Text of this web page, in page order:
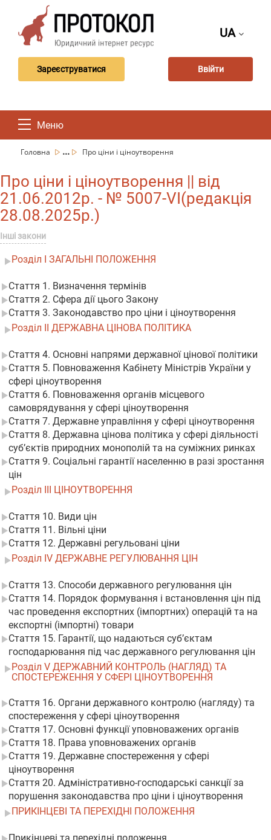
UA
Зареєструватися Ввійти
Меню
Головна ... Про ціни і ціноутворення
Про ціни і ціноутворення || від
21.06.2012р. - № 5007-VI(редакція
28.08.2025р.)
Інші закони
Розділ I ЗАГАЛЬНІ ПОЛОЖЕННЯ
Стаття 1. Визначення термінів
Стаття 2. Сфера дії цього Закону
Стаття 3. Законодавство про ціни і ціноутворення
Розділ II ДЕРЖАВНА ЦІНОВА ПОЛІТИКА
Стаття 4. Основні напрями державної цінової політики
Стаття 5. Повноваження Кабінету Міністрів України у
сфері ціноутворення
Стаття 6. Повноваження органів місцевого
самоврядування у сфері ціноутворення
Стаття 7. Державне управління у сфері ціноутворення
Стаття 8. Державна цінова політика у сфері діяльності
суб’єктів природних монополій та на суміжних ринках
Стаття 9. Соціальні гарантії населенню в разі зростання
цін
Розділ III ЦІНОУТВОРЕННЯ
Стаття 10. Види цін
Стаття 11. Вільні ціни
Стаття 12. Державні регульовані ціни
Розділ IV ДЕРЖАВНЕ РЕГУЛЮВАННЯ ЦІН
Стаття 13. Способи державного регулювання цін
Стаття 14. Порядок формування і встановлення цін під
час проведення експортних (імпортних) операцій та на
експортні (імпортні) товари
Стаття 15. Гарантії, що надаються суб’єктам
господарювання під час державного регулювання цін
Розділ V ДЕРЖАВНИЙ КОНТРОЛЬ (НАГЛЯД) ТА
СПОСТЕРЕЖЕННЯ У СФЕРІ ЦІНОУТВОРЕННЯ
Стаття 16. Органи державного контролю (нагляду) та
спостереження у сфері ціноутворення
Стаття 17. Основні функції уповноважених органів
Стаття 18. Права уповноважених органів
Стаття 19. Державне спостереження у сфері
ціноутворення
Стаття 20. Адміністративно-господарські санкції за
порушення законодавства про ціни і ціноутворення
ПРИКІНЦЕВІ ТА ПЕРЕХІДНІ ПОЛОЖЕННЯ